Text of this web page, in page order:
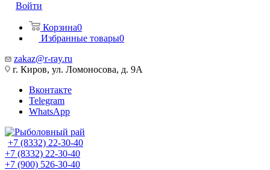
Войти
Корзина0
Избранные товары0
zakaz@r-ray.ru
г. Киров, ул. Ломоносова, д. 9А
Вконтакте
Telegram
WhatsApp
+7 (8332) 22-30-40
+7 (8332) 22-30-40
+7 (900) 526-30-40